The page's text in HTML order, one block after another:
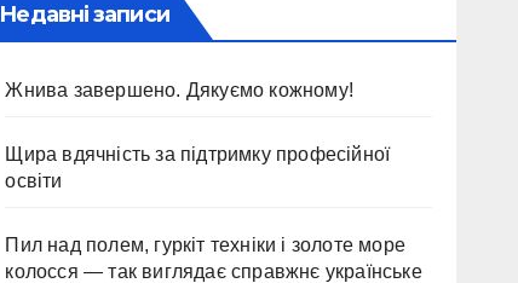
Недавні записи
Жнива завершено. Дякуємо кожному!
Щира вдячність за підтримку професійної
освіти
Пил над полем, гуркіт техніки і золоте море
колосся — так виглядає справжнє українське